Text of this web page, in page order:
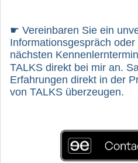
☛ Vereinbaren Sie ein
Informationsgespräch
nächsten
TALKS direkt bei mir an.
Erfahrungen direkt in der
von TALKS überzeugen.